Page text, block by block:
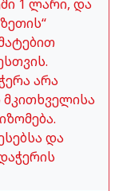
1 ლარი, და
არა
და